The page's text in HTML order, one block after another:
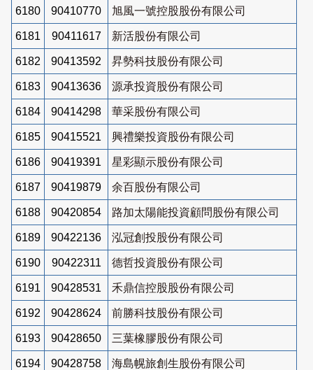
6180 90410770 旭風一號控股股份有限公司
6181 90411617 新活股份有限公司
6182 90413592 昇勢科技股份有限公司
6183 90413636 源承投資股份有限公司
6184 90414298 華采股份有限公司
6185 90415521 興禮樂投資股份有限公司
6186 90419391 星彩顯示股份有限公司
6187 90419879 余百股份有限公司
6188 90420854 路加太陽能投資顧問股份有限公司
6189 90422136 泓冠創投股份有限公司
6190 90422311 德哲投資股份有限公司
6191 90428531 禾鼎信控股股份有限公司
6192 90428624 前勝科技股份有限公司
6193 90428650 三葉橡膠股份有限公司
6194 90428758 海島幌旅創生股份有限公司